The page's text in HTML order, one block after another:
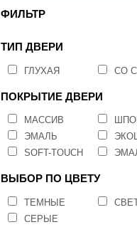
ФИЛЬТР
ТИП ДВЕРИ
ГЛУХАЯ СО
ПОКРЫТИЕ ДВЕРИ
МАССИВ
ЭМАЛЬ
SOFT-TOUCH
ВЫБОР ПО ЦВЕТУ
ТЕМНЫЕ
СЕРЫЕ